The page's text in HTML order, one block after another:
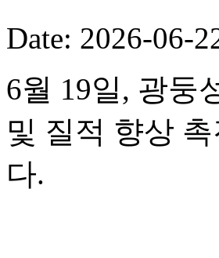
Date: 2026-06-
6월 19일, 광둥
및 질적 향상
다.